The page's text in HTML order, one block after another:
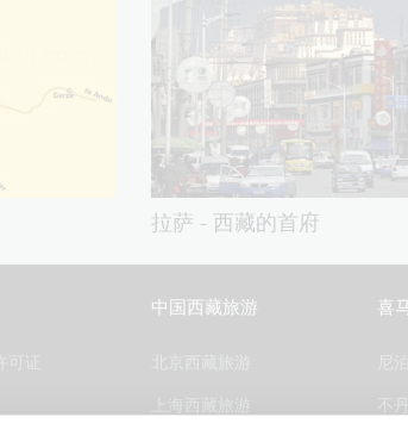
拉萨 - 西藏的首府
中国西藏旅游 喜